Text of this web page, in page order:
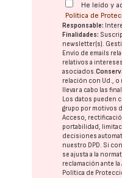
He leído y
Política de
Responsable:
Finalidades:
newsletter(s).
Envío de emails
relativos a
asociados.
relación con Ud., o
llevar a cabo las
Los datos pueden
grupo por motivos
Acceso,
portabilidad,
decisiones
nuestro DPD. Si
se ajusta a la
reclamación ante la
Política de